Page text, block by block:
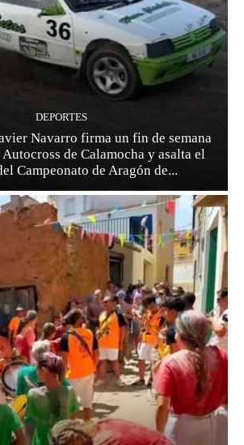
DEPORTES
Navarro firma un fin de semana
de Calamocha y asalta el
Campeonato de Aragón de...